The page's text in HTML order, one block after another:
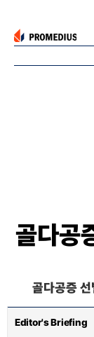
골다공
골다공증
Editor's Briefing